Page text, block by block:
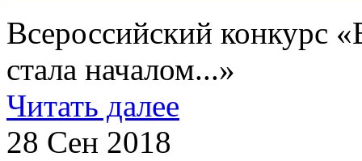
Всероссийский конкурс
стала началом...»
Читать далее
28 Сен 2018